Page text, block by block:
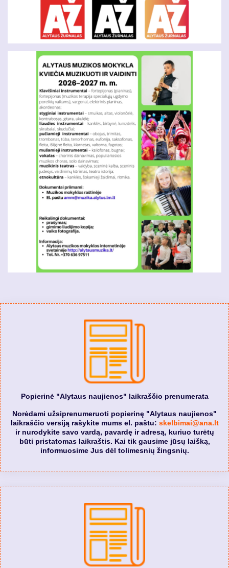
Popierinė "Alytaus naujienos" laikraščio prenumerata
Norėdami užsiprenumeruoti popierinę "Alytaus naujienos"
laikraščio versiją rašykite mums el. paštu: skelbimai@ana.lt
ir nurodykite savo vardą, pavardę ir adresą, kuriuo turėtų
būti pristatomas laikraštis. Kai tik gausime jūsų laišką,
informuosime Jus dėl tolimesnių žingsnių.